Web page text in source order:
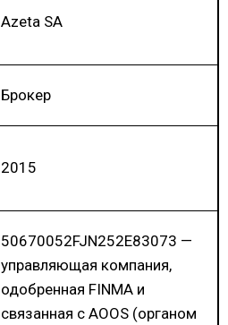
Azeta SA
Брокер
2015
50670052FJN252E83073 —
управляющая компания,
одобренная FINMA и
связанная с AOOS (органом